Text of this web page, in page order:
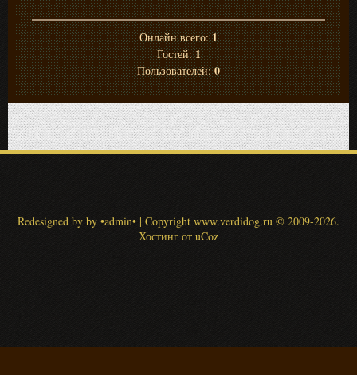
Онлайн всего:1
Гостей:1
Пользователей:0
Redesigned by by •admin• | Copyright www.verdidog.ru © 2009-2026.
Хостинг от uCoz